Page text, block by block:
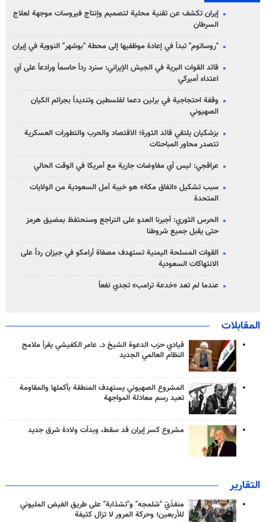
إيران تكشف عن تقنية محلية لتصميم وإنتاج فيروسات موجهة لعلاج
السرطان
"روساتوم" تبدأ في إعادة موظفيها إلى محطة "بوشهر" النووية في إيران
قائد القوات البرية في الجيش الإيراني: سنرد رداً حاسماً ورادعاً على أي
اعتداء أميركي
وقفة احتجاجية في برلين دعما لفلسطين وتنديداً بجرائم الكيان
الصهیوني
بزشكيان يلتقي قائد الثورة؛ الاقتصاد والحرب والتطورات العسكرية
تتصدر محاور المباحثات
عراقجي: ليس أي مفاوضات جارية مع أمريكا في الوقت الحالي
سبب تشكيل «اتفاق مكة» هو خيبة أمل السعودية من الولايات
المتحدة
الحرس الثوري: أجبرنا العدو على التراجع وسنحتفظ بمضيق هرمز
حتى يقبل جميع شروطنا
القوات المسلحة اليمنية تستهدف مصفاة أرامكو في جيزان رداً على
الانتهاكات السعودية
عندما لم تعد «خدعة ترامب» تجدي نفعاً
المقابلات
قيادي حزب الدعوة الشيخ د. عامر الكفيشي يقرأ ملامح
النظام العالمي الجديد
المشروع الصهيوني يستهدف المنطقة بأكملها والمقاومة
تعيد رسم معادلة المواجهة
مشروع كسر إيران قد سقط، وبدأت ولادة شرق جديد
التقارير
منفذَيّ "شلمجه" و"تشذابة" على طريق الفيض المليوني
للأربعين؛ وحركة المرور لا تزال كثيفة